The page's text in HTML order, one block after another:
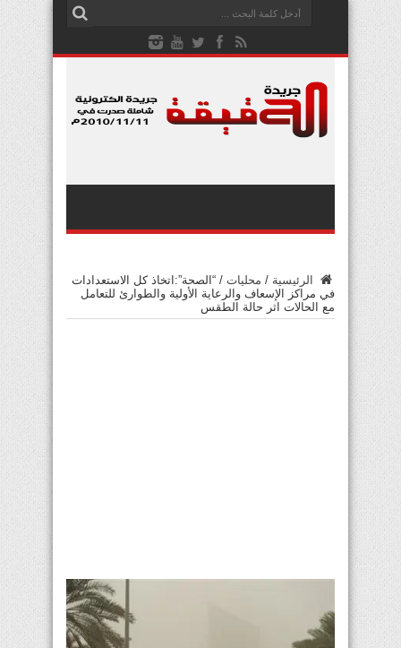
الرئيسية / محليات / “الصحة”:اتخاذ كل الاستعدادات
في مراكز الإسعاف والرعاية الأولية والطوارئ للتعامل
مع الحالات اثر حالة الطقس